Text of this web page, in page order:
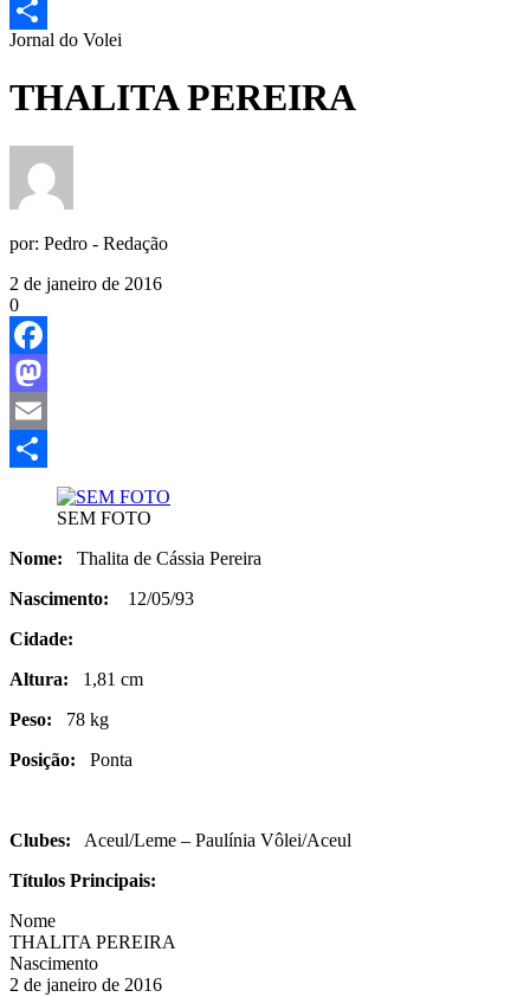
Email
Share
Jornal do Volei
THALITA PEREIRA
por: Pedro - Redação
2 de janeiro de 2016
0
Facebook
Mastodon
Email
SEM FOTO
Nome: Thalita de Cássia Pereira
Nascimento: 12/05/93
Cidade:
Altura: 1,81 cm
Peso: 78 kg
Posição: Ponta
Clubes: Aceul/Leme – Paulínia Vôlei/Aceul
Títulos Principais:
Nome
THALITA PEREIRA
Nascimento
2 de janeiro de 2016